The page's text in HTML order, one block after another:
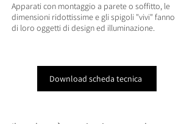
Apparati con montaggio a parete o soffitto, le
dimensioni ridottissime e gli spigoli "vivi" fanno
di loro oggetti di design ed illuminazione.
Download scheda tecnica